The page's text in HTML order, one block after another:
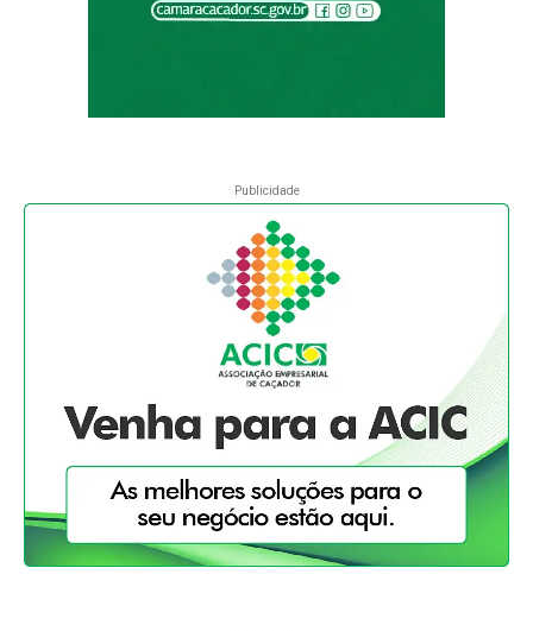
Publicidade